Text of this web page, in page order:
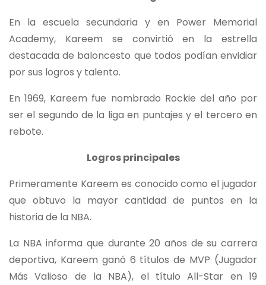
En la escuela secundaria y en Power Memorial
Academy, Kareem se convirtió en la estrella
destacada de baloncesto que todos podían envidiar
por sus logros y talento.
En 1969, Kareem fue nombrado Rockie del año por
ser el segundo de la liga en puntajes y el tercero en
rebote.
Logros principales
Primeramente Kareem es conocido como el jugador
que obtuvo la mayor cantidad de puntos en la
historia de la NBA.
La NBA informa que durante 20 años de su carrera
deportiva, Kareem ganó 6 títulos de MVP (Jugador
Más Valioso de la NBA), el título All-Star en 19